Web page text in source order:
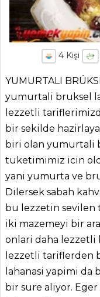
4Kişi
YUMURTALI
yumurtali bruksel
lezzetli
bir sekilde
biri olan yumurtali
tuketimimiz icin
yani yumurta ve
Dilersek sabah
bu lezzetin sevilen
iki mazemeyi bir
onlari daha lezzetli
lezzetli tariflerden
lahanasi yapimi da
bir sure aliyor.